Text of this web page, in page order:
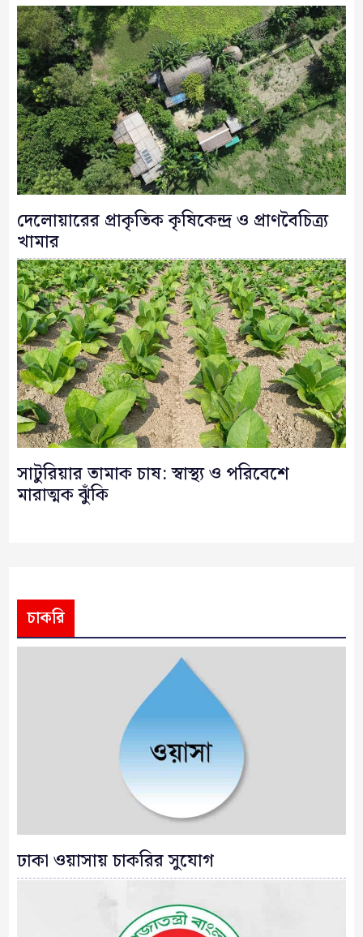
দেলোয়ারের প্রাকৃতিক কৃষিকেন্দ্র ও প্রাণবৈচিত্র্য
খামার
সাটুরিয়ার তামাক চাষ: স্বাস্থ্য ও পরিবেশে
মারাত্মক ঝুঁকি
চাকরি
ঢাকা ওয়াসায় চাকরির সুযোগ